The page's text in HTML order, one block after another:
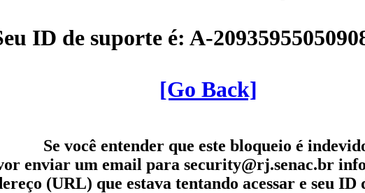
ID de suporte é: A-
[Go Back]
Se você entender que este bloqueio é
enviar um email para security@rj.senac.br
(URL) que estava tentando acessar e seu ID